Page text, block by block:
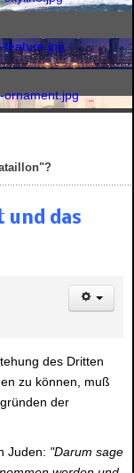
feature.jpg
ornament.jpg
und das
des Dritten
zu können, muß
der
Juden: "Darum sage